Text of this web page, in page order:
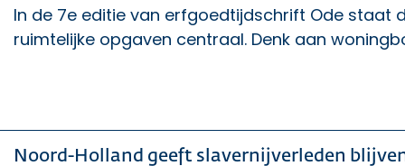
In de 7e editie van erfgoedtijdschrift Ode staat
ruimtelijke opgaven centraal. Denk aan
Noord-Holland geeft slavernijverleden